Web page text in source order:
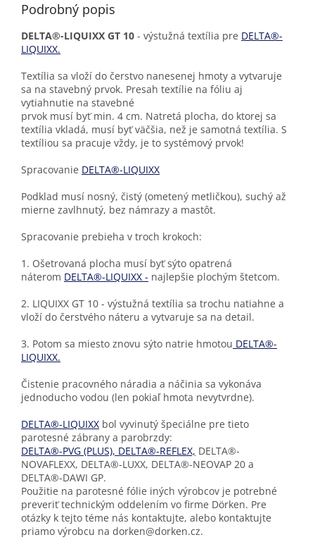
Podrobný popis
DELTA®-LIQUIXX GT 10 - výstužná textília pre DELTA®-
LIQUIXX.
Textília sa vloží do čerstvo nanesenej hmoty a vytvaruje
sa na stavebný prvok. Presah textílie na fóliu aj
vytiahnutie na stavebné
prvok musí byť min. 4 cm. Natretá plocha, do ktorej sa
textília vkladá, musí byť väčšia, než je samotná textília. S
textíliou sa pracuje vždy, je to systémový prvok!
Spracovanie DELTA®-LIQUIXX
Podklad musí nosný, čistý (ometený metličkou), suchý až
mierne zavlhnutý, bez námrazy a mastôt.
Spracovanie prebieha v troch krokoch:
1. Ošetrovaná plocha musí byť sýto opatrená
náterom DELTA®-LIQUIXX - najlepšie plochým štetcom.
2. LIQUIXX GT 10 - výstužná textília sa trochu natiahne a
vloží do čerstvého náteru a vytvaruje sa na detail.
3. Potom sa miesto znovu sýto natrie hmotou DELTA®-
LIQUIXX.
Čistenie pracovného náradia a náčinia sa vykonáva
jednoducho vodou (len pokiaľ hmota nevytvrdne).
DELTA®-LIQUIXX bol vyvinutý špeciálne pre tieto
parotesné zábrany a parobrzdy:
DELTA®-PVG (PLUS), DELTA®-REFLEX, DELTA®-
NOVAFLEXX, DELTA®-LUXX, DELTA®-NEOVAP 20 a
DELTA®-DAWI GP.
Použitie na parotesné fólie iných výrobcov je potrebné
preveriť technickým oddelením vo firme Dörken. Pre
otázky k tejto téme nás kontaktujte, alebo kontaktujte
priamo výrobcu na dorken@dorken.cz.